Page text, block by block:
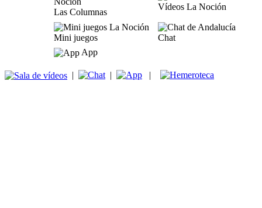
Las Columnas
Vídeos La Noción
Mini juegos
Chat
App
| | |